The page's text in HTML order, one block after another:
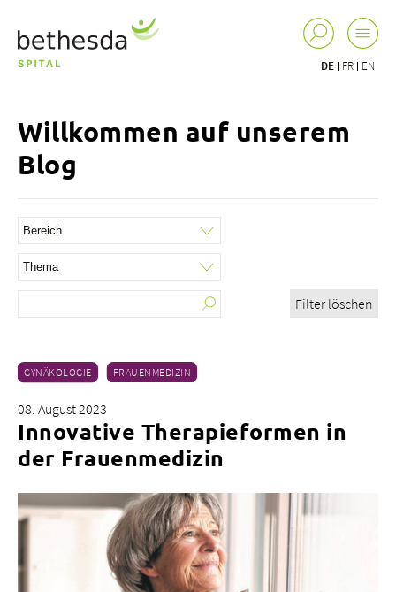
DE FR EN
Über uns
Jobs & Karriere
Willkommen auf unserem
Blog
Filter löschen
GYNÄKOLOGIE FRAUENMEDIZIN
08. August 2023
Innovative Therapieformen in
der Frauenmedizin